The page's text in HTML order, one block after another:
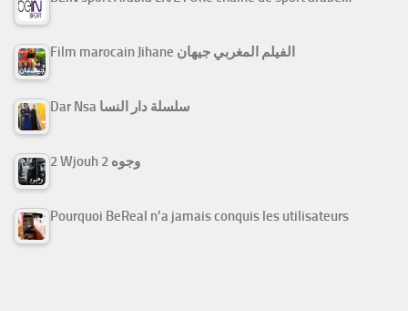
Film marocain Jihane الفيلم المغربي جيهان
Dar Nsa سلسلة دار النسا
2 Wjouh 2 وجوه
Pourquoi BeReal n’a jamais conquis les utilisateurs